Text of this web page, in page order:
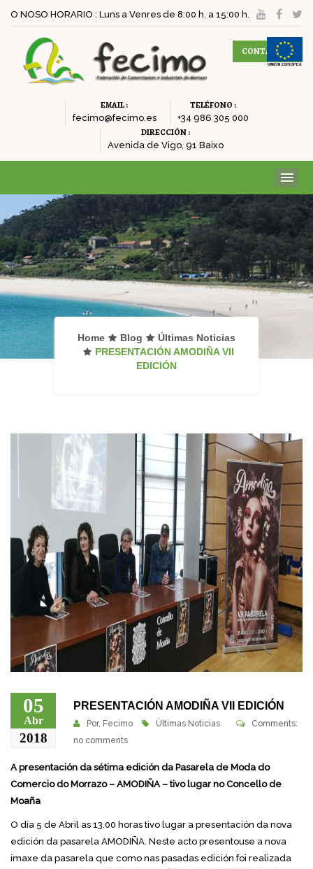
O NOSO HORARIO : Luns a Venres de 8:00 h. a 15:00 h.
CONTACTAR
EMAIL :
fecimo@fecimo.es
TELÉFONO :
+34 986 305 000
DIRECCIÓN :
Avenida de Vigo, 91 Baixo
Home Blog
Últimas Noticias
PRESENTACIÓN AMODIÑA VII
EDICIÓN
05
Abr
2018
PRESENTACIÓN AMODIÑA VII EDICIÓN
Por, Fecimo Últimas Noticias
Comments:
no comments
A presentación da sétima edición da Pasarela de Moda do
Comercio do Morrazo – AMODIÑA – tivo lugar no Concello de
Moaña
O día 5 de Abril as 13.00 horas tivo lugar a presentación da nova
edición da pasarela AMODIÑA. Neste acto presentouse a nova
imaxe da pasarela que como nas pasadas edición foi realizada